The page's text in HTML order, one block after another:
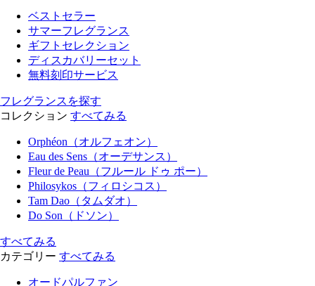
ベストセラー
サマーフレグランス
ギフトセレクション
ディスカバリーセット
無料刻印サービス
フレグランスを探す
コレクション すべてみる
Orphéon（オルフェオン）
Eau des Sens（オーデサンス）
Fleur de Peau（フルール ドゥ ポー）
Philosykos（フィロシコス）
Tam Dao（タムダオ）
Do Son（ドソン）
すべてみる
カテゴリー すべてみる
オードパルファン